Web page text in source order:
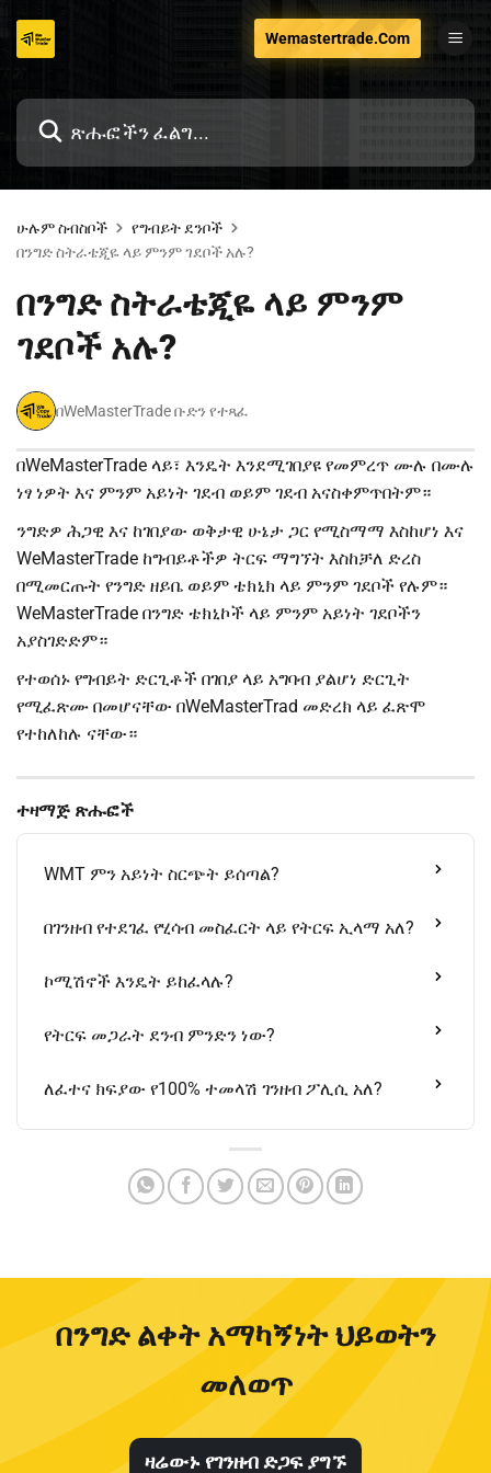
ይዘቱ
Wemastertrade.Com
ሁሉም ስብስቦች
የግብይት ደንቦች
በንግድ ስትራቴጂዬ ላይ ምንም ገደቦች አሉ?
በንግድ ስትራቴጂዬ ላይ ምንም
ገደቦች አሉ?
በWeMasterTrade ቡድን የተጻፈ
በWeMasterTrade ላይ፣ እንዴት እንደሚገበያዩ የመምረጥ ሙሉ በሙሉ
ነፃ ነዎት እና ምንም አይነት ገደብ ወይም ገደብ አናስቀምጥበትም።
ንግድዎ ሕጋዊ እና ከገበያው ወቅታዊ ሁኔታ ጋር የሚስማማ እስከሆነ እና
WeMasterTrade ከግብይቶችዎ ትርፍ ማግኘት እስከቻለ ድረስ
በሚመርጡት የንግድ ዘይቤ ወይም ቴክኒክ ላይ ምንም ገደቦች የሉም።
WeMasterTrade በንግድ ቴክኒኮች ላይ ምንም አይነት ገደቦችን
አያስገድድም።
የተወሰኑ የግብይት ድርጊቶች በገበያ ላይ አግባብ ያልሆነ ድርጊት
የሚፈጽሙ በመሆናቸው በWeMasterTrad መድረክ ላይ ፈጽሞ
የተከለከሉ ናቸው።
ተዛማጅ ጽሑፎች
WMT ምን አይነት ስርጭት ይሰጣል?
በገንዘብ የተደገፈ የሂሳብ መስፈርት ላይ የትርፍ ኢላማ አለ?
ኮሚሽኖች እንዴት ይከፈላሉ?
የትርፍ መጋራት ደንብ ምንድን ነው?
ለፈተና ክፍያው የ100% ተመላሽ ገንዘብ ፖሊሲ አለ?
በንግድ ልቀት አማካኝነት ህይወትን
መለወጥ
ዛሬውኑ የገንዘብ ድጋፍ ያግኙ